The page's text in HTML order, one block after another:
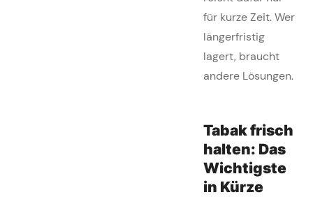
für kurze Zeit. Wer
längerfristig
lagert, braucht
andere Lösungen.
Tabak frisch
halten: Das
Wichtigste
in Kürze